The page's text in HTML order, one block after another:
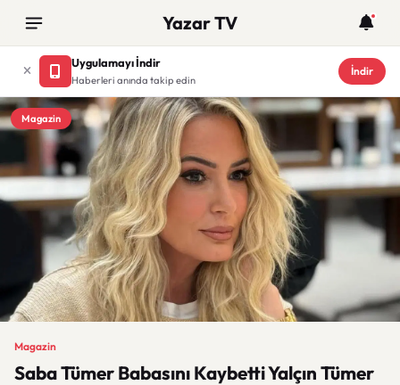
Yazar TV
Uygulamayı İndir
Haberleri anında takip edin
İndir
Magazin
Magazin
Saba Tümer Babasını Kaybetti Yalçın Tümer